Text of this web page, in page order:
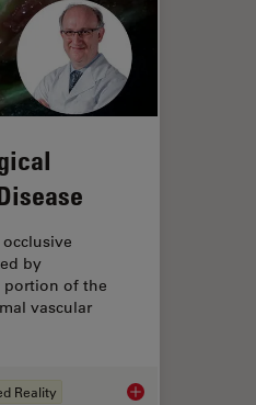
by
portion of the
vascular
Reality How AR Helps in